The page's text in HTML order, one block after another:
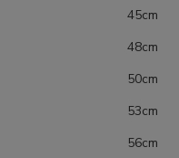
45cm
48cm
50cm
53cm
56cm